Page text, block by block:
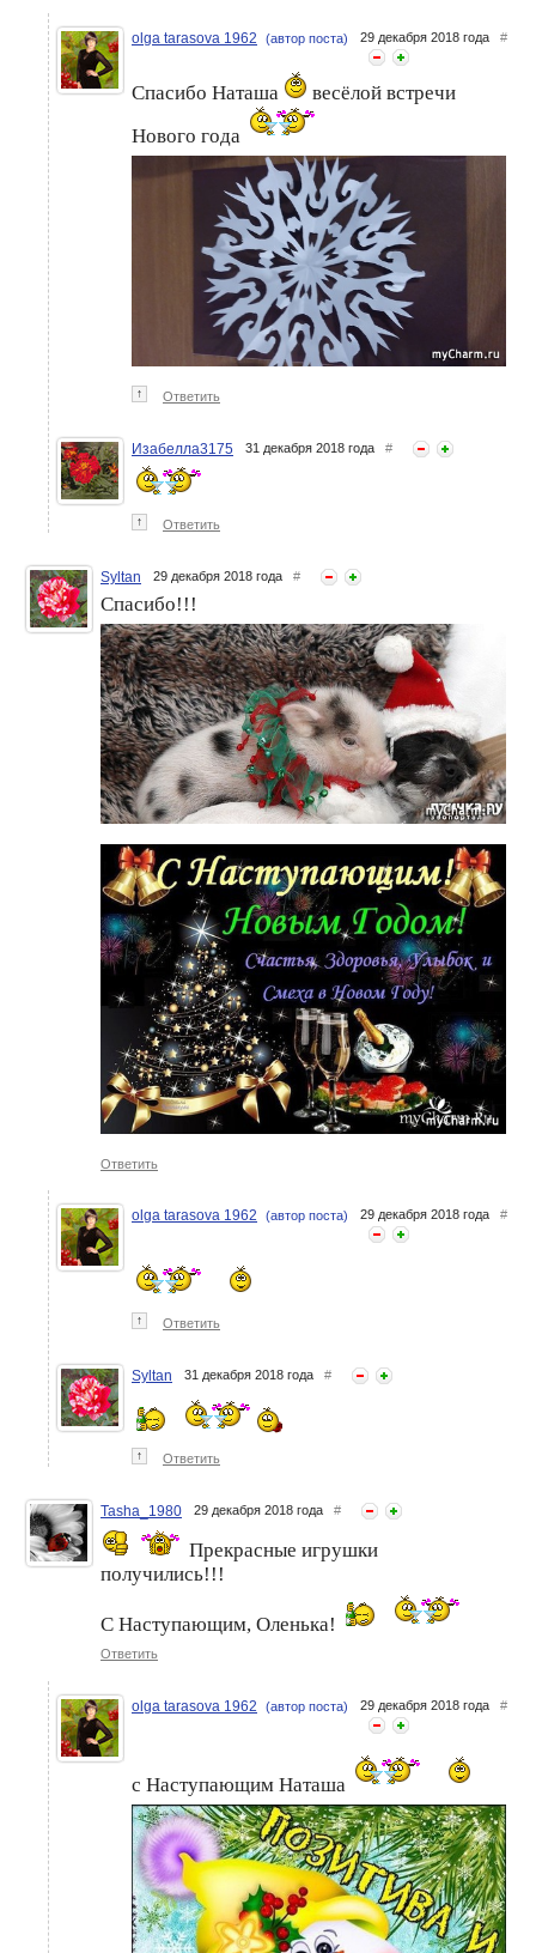
Снова хваст!!!
Мои подарочки-
хвастушки!!!
olga tarasova 1962 (автор поста) 29 декабря 2018 года #
Спасибо Наташа
весёлой встречи
Нового года
↑ Ответить
Изабелла3175 31 декабря 2018 года #
↑ Ответить
Syltan 29 декабря 2018 года #
Спасибо!!!
Ответить
olga tarasova 1962 (автор поста) 29 декабря 2018 года #
↑ Ответить
Syltan 31 декабря 2018 года #
↑ Ответить
Tasha_1980 29 декабря 2018 года #
Прекрасные игрушки
получились!!!
С Наступающим, Оленька!
Ответить
olga tarasova 1962 (автор поста) 29 декабря 2018 года #
с Наступающим Наташа